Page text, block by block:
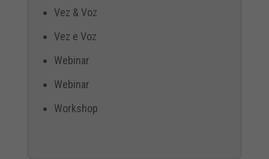
Vez & Voz
Vez e Voz
Webinar
Webinar
Workshop